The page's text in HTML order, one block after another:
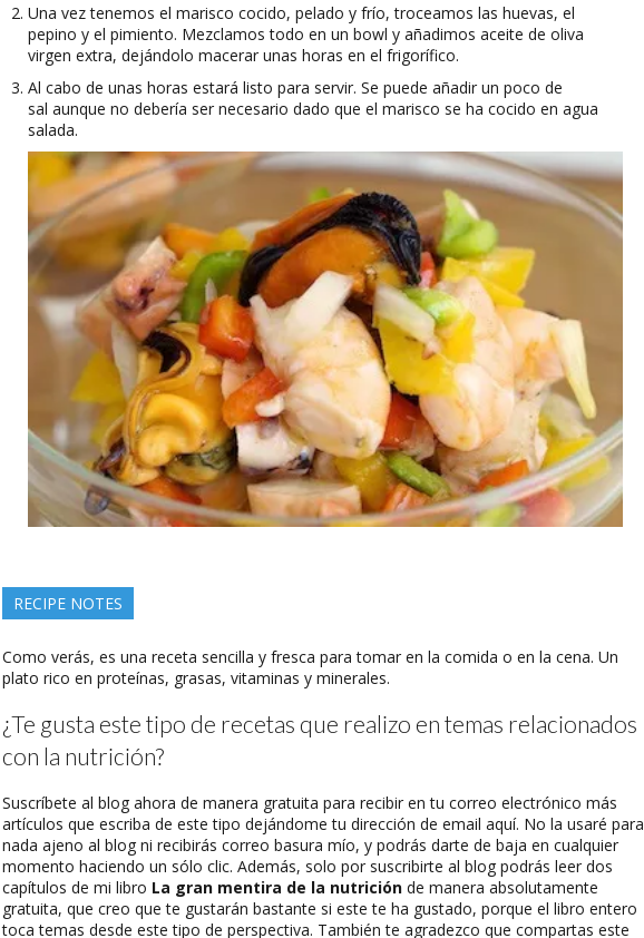
Una vez tenemos el marisco cocido, pelado y frío, troceamos las huevas, el
pepino y el pimiento. Mezclamos todo en un bowl y añadimos aceite de oliva
virgen extra, dejándolo macerar unas horas en el frigorífico.
Al cabo de unas horas estará listo para servir. Se puede añadir un poco de
sal aunque no debería ser necesario dado que el marisco se ha cocido en agua
salada.
RECIPE NOTES
Como verás, es una receta sencilla y fresca para tomar en la comida o en la cena. Un
plato rico en proteínas, grasas, vitaminas y minerales.
¿Te gusta este tipo de recetas que realizo en temas relacionados
con la nutrición?
Suscríbete al blog ahora de manera gratuita para recibir en tu correo electrónico más
artículos que escriba de este tipo dejándome tu dirección de email aquí. No la usaré para
nada ajeno al blog ni recibirás correo basura mío, y podrás darte de baja en cualquier
momento haciendo un sólo clic. Además, solo por suscribirte al blog podrás leer dos
capítulos de mi libro La gran mentira de la nutriciónde manera absolutamente
gratuita, que creo que te gustarán bastante si este te ha gustado, porque el libro entero
toca temas desde este tipo de perspectiva. También te agradezco que compartas este